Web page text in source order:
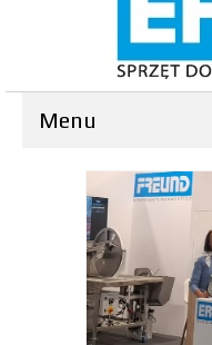
Menu
Rozbiór
Trymery
Przetwórstwo